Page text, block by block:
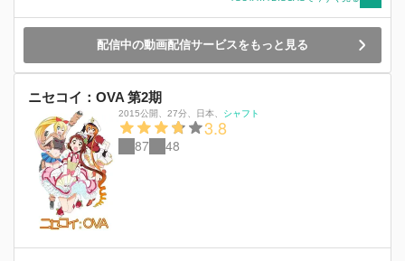
配信中の動画配信サービスをもっと見る
ニセコイ：OVA 第2期
2015公開 27分 日本 シャフト
3.8
87 48